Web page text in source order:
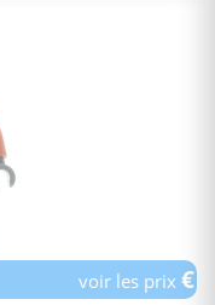
voir les prix€